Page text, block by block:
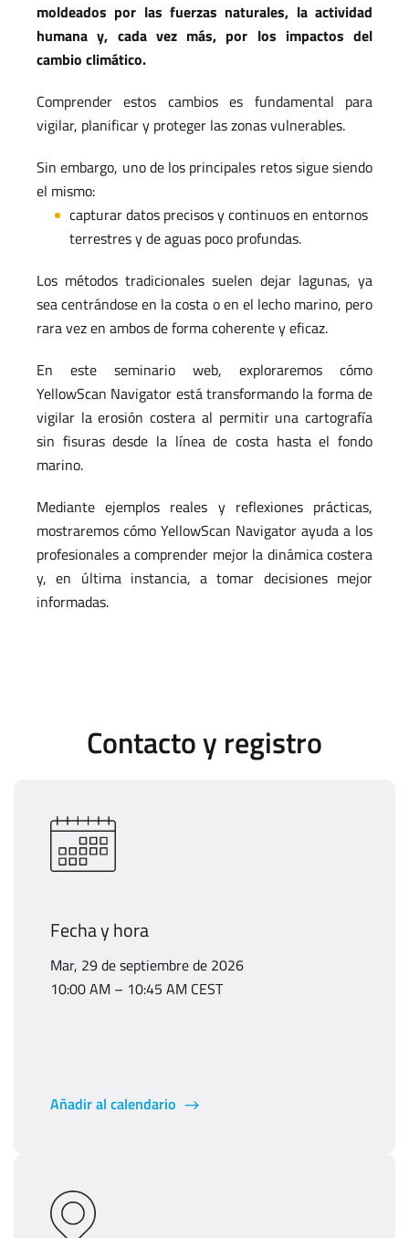
moldeados por las fuerzas naturales, la actividad
humana y, cada vez más, por los impactos del
cambio climático.
Comprender estos cambios es fundamental para
vigilar, planificar y proteger las zonas vulnerables.
Sin embargo, uno de los principales retos sigue siendo
el mismo:
capturar datos precisos y continuos en entornos
terrestres y de aguas poco profundas.
Los métodos tradicionales suelen dejar lagunas, ya
sea centrándose en la costa o en el lecho marino, pero
rara vez en ambos de forma coherente y eficaz.
En este seminario web, exploraremos cómo
YellowScan Navigator está transformando la forma de
vigilar la erosión costera al permitir una cartografía
sin fisuras desde la línea de costa hasta el fondo
marino.
Mediante ejemplos reales y reflexiones prácticas,
mostraremos cómo YellowScan Navigator ayuda a los
profesionales a comprender mejor la dinámica costera
y, en última instancia, a tomar decisiones mejor
informadas.
Contacto y registro
Fecha y hora
Mar, 29 de septiembre de 2026
10:00 AM – 10:45 AM CEST
Añadir al calendario